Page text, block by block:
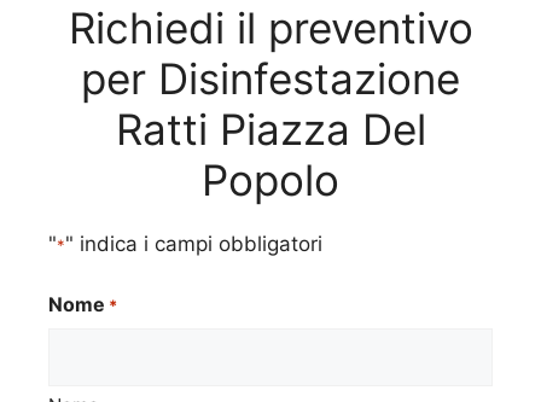
Richiedi il preventivo
per Disinfestazione
Ratti Piazza Del
Popolo
"*" indica i campi obbligatori
Nome *